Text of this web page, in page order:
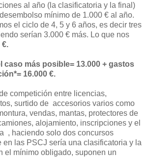
al año (la clasificatoria y la final)
mínimo de 1.000 € al año.
el ciclo de 4, 5 y 6 años, es decir tres
serían 3.000 € más. Lo que nos
€.
caso más posible= 13.000 + gastos
16.000 €.
competición entre licencias,
surtido de accesorios varios como
vendas, mantas, protectores de
alojamiento, inscripciones y el
, haciendo solo dos concursos
en las PSCJ sería una clasificatoria y la
el mínimo obligado, suponen un